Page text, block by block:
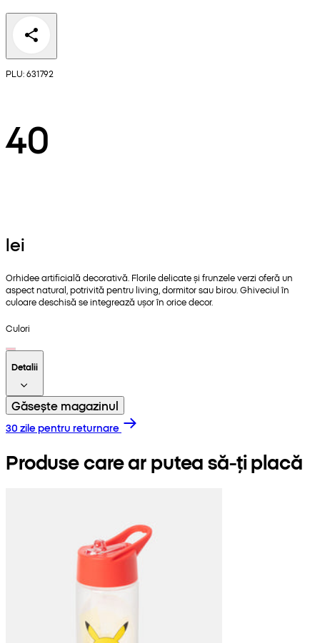
PLU: 631792
40
lei
Orhidee artificială decorativă. Florile delicate și frunzele verzi oferă un
aspect natural, potrivită pentru living, dormitor sau birou. Ghiveciul în
culoare deschisă se integrează ușor în orice decor.
Culori
Detalii
Găsește magazinul
30 zile pentru returnare
Produse care ar putea să-ți placă